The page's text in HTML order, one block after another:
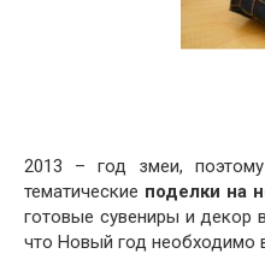
2013 – год змеи,
тематические поделки на
готовые сувениры и декор
что Новый год необходимо